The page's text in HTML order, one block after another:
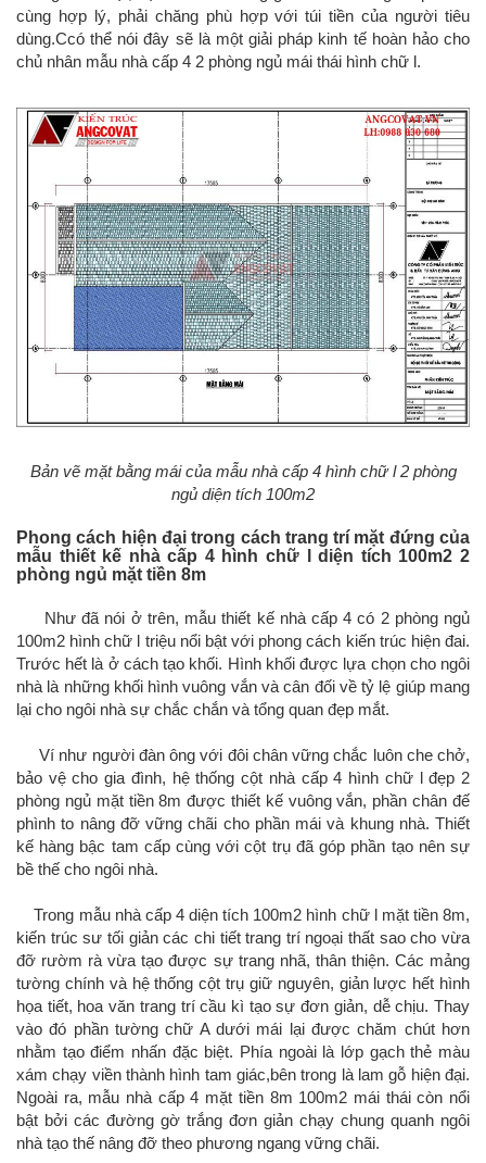
cùng hợp lý, phải chăng phù hợp với túi tiền của người tiêu
dùng.Ccó thể nói đây sẽ là một giải pháp kinh tế hoàn hảo cho
chủ nhân mẫu nhà cấp 4 2 phòng ngủ mái thái hình chữ l.
Bản vẽ mặt bằng mái của mẫu nhà cấp 4 hình chữ l 2 phòng
ngủ diện tích 100m2
Phong cách hiện đại trong cách trang trí mặt đứng của
mẫu thiết kế nhà cấp 4 hình chữ l diện tích 100m2 2
phòng ngủ mặt tiền 8m
Như đã nói ở trên, mẫu thiết kế nhà cấp 4 có 2 phòng ngủ
100m2 hình chữ l triệu nổi bật với phong cách kiến trúc hiện đai.
Trước hết là ở cách tạo khối. Hình khối được lựa chọn cho ngôi
nhà là những khối hình vuông vắn và cân đối về tỷ lệ giúp mang
lại cho ngôi nhà sự chắc chắn và tổng quan đẹp mắt.
Ví như người đàn ông với đôi chân vững chắc luôn che chở,
bảo vệ cho gia đình, hệ thống cột nhà cấp 4 hình chữ l đẹp 2
phòng ngủ mặt tiền 8m được thiết kế vuông vắn, phần chân đế
phình to nâng đỡ vững chãi cho phần mái và khung nhà. Thiết
kế hàng bậc tam cấp cùng với cột trụ đã góp phần tạo nên sự
bề thế cho ngôi nhà.
Trong mẫu nhà cấp 4 diện tích 100m2 hình chữ l mặt tiền 8m,
kiến trúc sư tối giản các chi tiết trang trí ngoại thất sao cho vừa
đỡ rườm rà vừa tạo được sự trang nhã, thân thiện. Các mảng
tường chính và hệ thống cột trụ giữ nguyên, giản lược hết hình
họa tiết, hoa văn trang trí cầu kì tạo sự đơn giản, dễ chịu. Thay
vào đó phần tường chữ A dưới mái lại được chăm chút hơn
nhằm tạo điểm nhấn đặc biệt. Phía ngoài là lớp gạch thẻ màu
xám chạy viền thành hình tam giác,bên trong là lam gỗ hiện đại.
Ngoài ra, mẫu nhà cấp 4 mặt tiền 8m 100m2 mái thái còn nổi
bật bởi các đường gờ trắng đơn giản chạy chung quanh ngôi
nhà tạo thế nâng đỡ theo phương ngang vững chãi.